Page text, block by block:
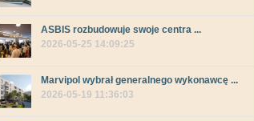
ASBIS rozbudowuje swoje centra ...
2026-05-25 14:09:25
Marvipol wybrał generalnego wykonawcę ...
2026-05-19 11:36:03